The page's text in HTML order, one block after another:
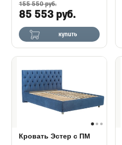
155 550 руб.
85 553 руб.
купить
Кровать Эстер с ПМ